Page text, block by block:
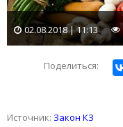
02.08.2018 | 11:13
Поделиться:
Источник: Закон КЗ